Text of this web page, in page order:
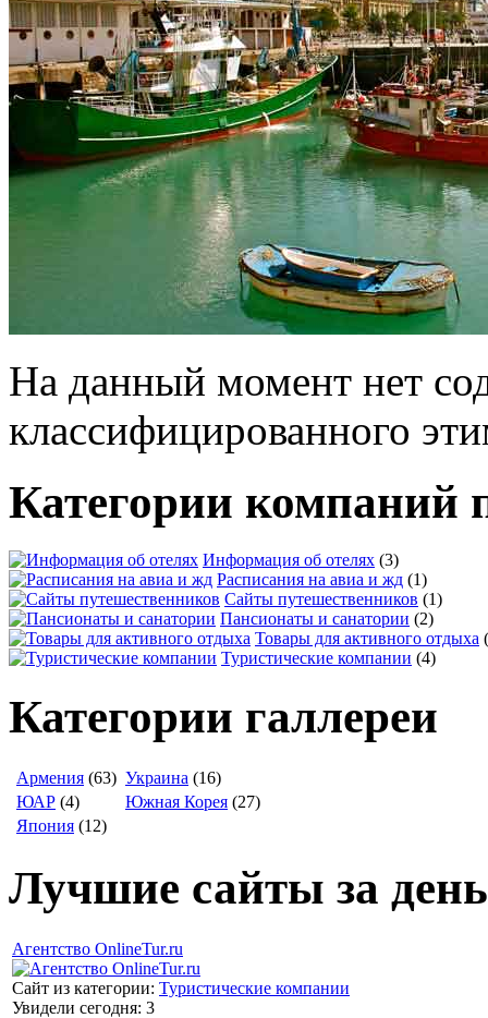
На данный момент нет
классифицированного
Категории компаний
Информация об отелях (3)
Расписания на авиа и жд (1)
Сайты путешественников (1)
Пансионаты и санатории (2)
Товары для активного отдыха
Туристические компании (4)
Категории галлереи
Армения (63) Украина (16)
ЮАР (4) Южная Корея (27)
Япония (12)
Лучшие сайты за день
Агентство OnlineTur.ru
Сайт из категории: Туристические компании
Увидели сегодня: 3